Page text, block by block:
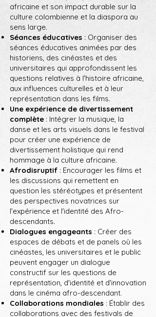
africaine et son impact durable sur la
culture colombienne et la diaspora au
sens large.
Séances éducatives : Organiser des
séances éducatives animées par des
historiens, des cinéastes et des
universitaires qui approfondissent les
questions relatives à l'histoire africaine,
aux influences culturelles et à leur
représentation dans les films.
Une expérience de divertissement
complète : Intégrer la musique, la
danse et les arts visuels dans le festival
pour créer une expérience de
divertissement holistique qui rend
hommage à la culture africaine.
Afrodisruptif : Encourager les films et
les discussions qui remettent en
question les stéréotypes et présentent
des perspectives novatrices sur
l'expérience et l'identité des Afro-
descendants.
Dialogues engageants : Créer des
espaces de débats et de panels où les
cinéastes, les universitaires et le public
peuvent engager un dialogue
constructif sur les questions de
représentation, d'identité et d'innovation
dans le cinéma afro-descendant.
Collaborations mondiales : Établir des
collaborations avec des festivals de